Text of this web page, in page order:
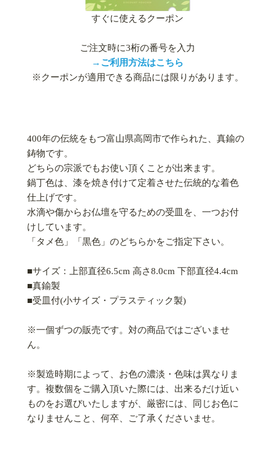
すぐに使えるクーポン
ご注文時に3桁の番号を入力
→ご利用方法はこちら
※クーポンが適用できる商品には限りがあります。
400年の伝統をもつ富山県高岡市で作られた、真鍮の
鋳物です。
どちらの宗派でもお使い頂くことが出来ます。
鍋丁色は、漆を焼き付けて定着させた伝統的な着色
仕上げです。
水滴や傷からお仏壇を守るための受皿を、一つお付
けしています。
「タメ色」「黒色」のどちらかをご指定下さい。
■サイズ：上部直径6.5cm 高さ8.0cm 下部直径4.4cm
■真鍮製
■受皿付(小サイズ・プラスティック製)
※一個ずつの販売です。対の商品ではございませ
ん。
※製造時期によって、お色の濃淡・色味は異なりま
す。複数個をご購入頂いた際には、出来るだけ近い
ものをお選びいたしますが、厳密には、同じお色に
なりませんこと、何卒、ご了承くださいませ。